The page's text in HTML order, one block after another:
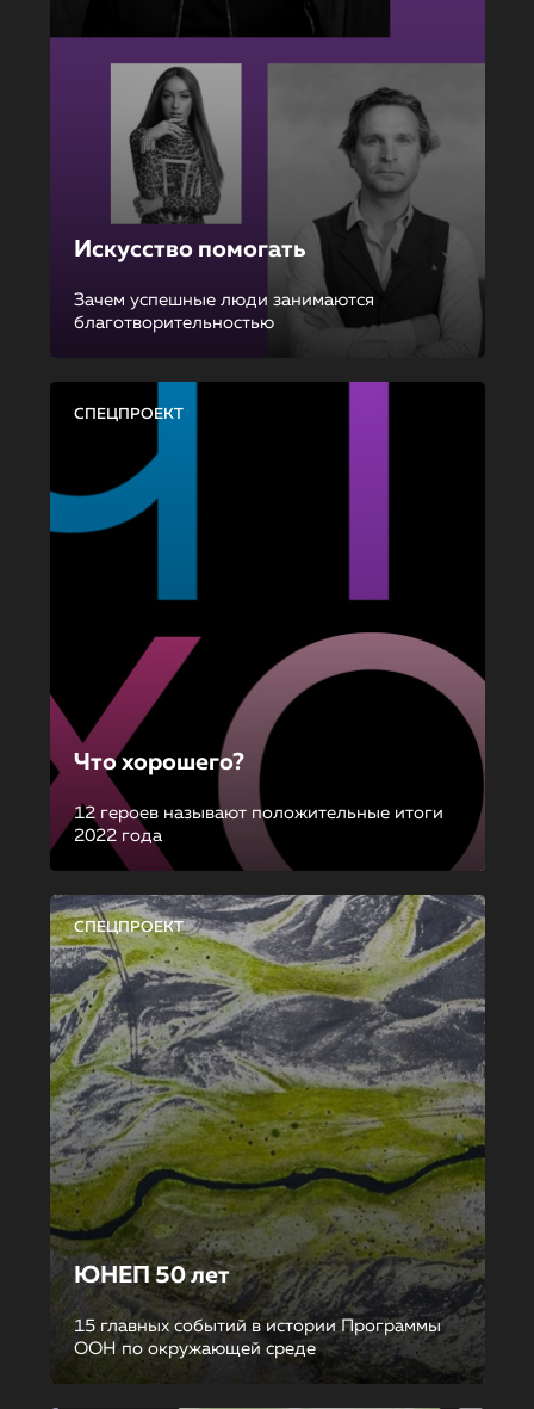
Искусство помогать
Зачем успешные люди занимаются
благотворительностью
СПЕЦПРОЕКТ
Что хорошего?
12 героев называют положительные итоги
2022 года
СПЕЦПРОЕКТ
ЮНЕП 50 лет
15 главных событий в истории Программы
ООН по окружающей среде